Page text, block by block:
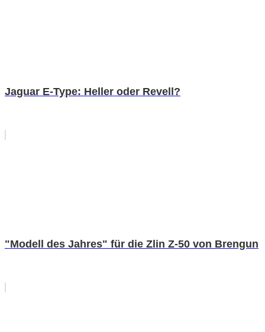
Jaguar E-Type: Heller oder Revell?
"Modell des Jahres" für die Zlin Z-50 von Brengun